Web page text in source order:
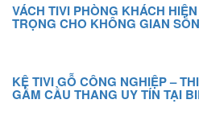
VÁCH TIVI PHÒNG KHÁCH
TRỌNG CHO KHÔNG GIAN
KỆ TIVI GỖ CÔNG NGHIỆP –
GẦM CẦU THANG UY TÍN TẠI